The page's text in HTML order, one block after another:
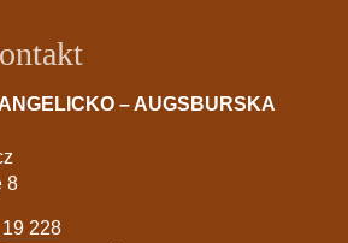
– AUGSBURSKA
8
228